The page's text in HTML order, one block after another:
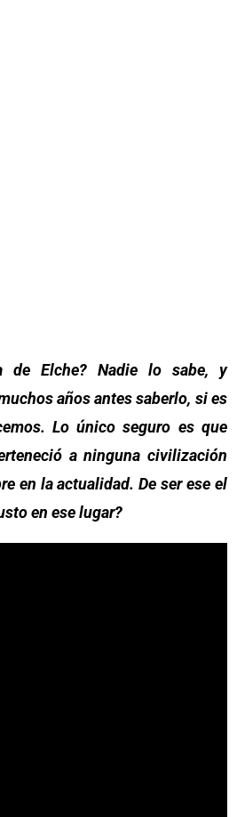
de Elche? Nadie lo sabe, y
años antes saberlo, si es
Lo único seguro es que
a ninguna civilización
en la actualidad. De ser ese el
en ese lugar?